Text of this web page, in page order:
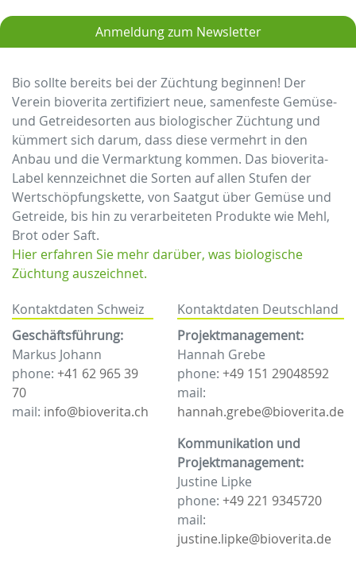
Anmeldung zum Newsletter
Bio sollte bereits bei der Züchtung beginnen! Der
Verein bioverita zertifiziert neue, samenfeste Gemüse-
und Getreidesorten aus biologischer Züchtung und
kümmert sich darum, dass diese vermehrt in den
Anbau und die Vermarktung kommen. Das bioverita-
Label kennzeichnet die Sorten auf allen Stufen der
Wertschöpfungskette, von Saatgut über Gemüse und
Getreide, bis hin zu verarbeiteten Produkte wie Mehl,
Brot oder Saft.
Hier erfahren Sie mehr darüber, was biologische
Züchtung auszeichnet.
Kontaktdaten Schweiz
Geschäftsführung:
Markus Johann
phone: +41 62 965 39
70
mail: info@bioverita.ch
Kontaktdaten Deutschland
Projektmanagement:
Hannah Grebe
phone: +49 151 29048592
mail:
hannah.grebe@bioverita.de
Kommunikation und
Projektmanagement:
Justine Lipke
phone: +49 221 9345720
mail:
justine.lipke@bioverita.de